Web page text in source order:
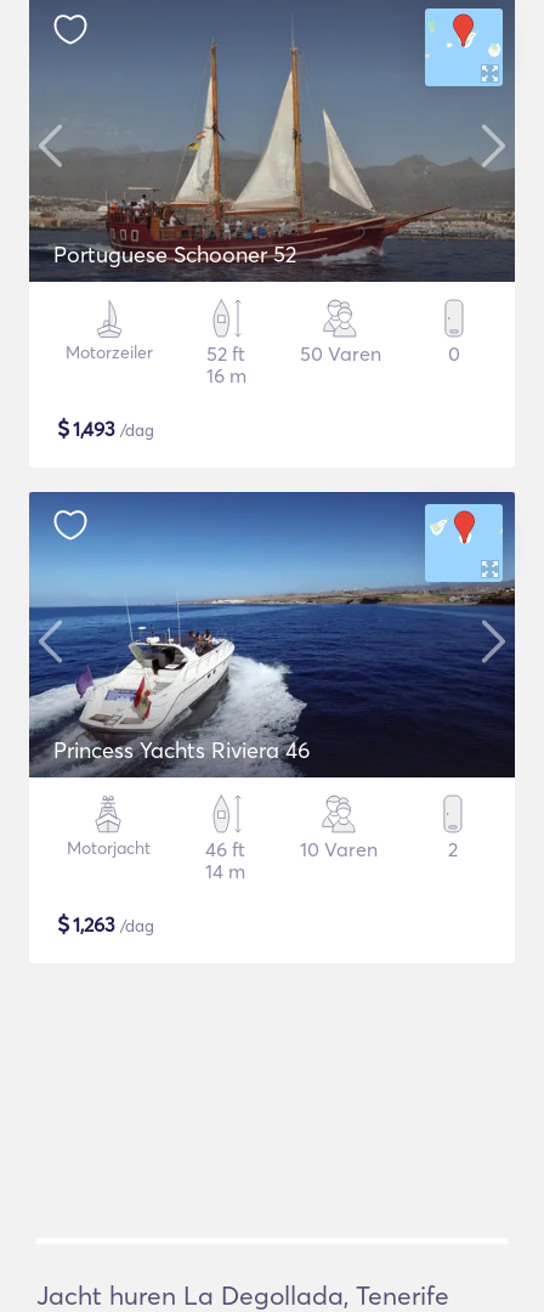
Portuguese Schooner 52
Motorzeiler
52 ft
16 m
50 Varen 0
$1,493 /dag
Princess Yachts Riviera 46
Motorjacht
46 ft
14 m
10 Varen 2
$1,263 /dag
Jacht huren La Degollada, Tenerife